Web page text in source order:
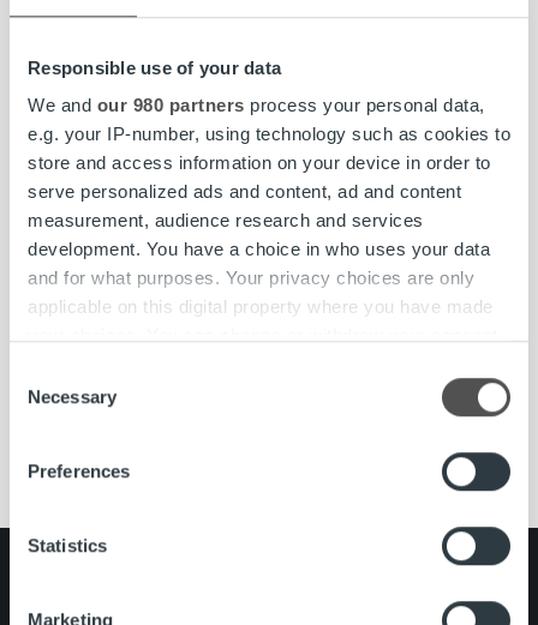
Responsible use of your data
We and our 980 partners process your personal data,
e.g. your IP-number, using technology such as cookies to
store and access information on your device in order to
serve personalized ads and content, ad and content
measurement, audience research and services
development. You have a choice in who uses your data
and for what purposes. Your privacy choices are only
applicable on this digital property where you have made
the Privacy trigger icon.
Find out more about how your personal data is processed
and set your preferences in the
We use cookies to personalise content and ads, to
provide social media features and to analyse our traffic.
Selection
Necessary
Preferences
Statistics
Marketing
tai palvelusta rahansa, pyörii yrityksen lisäksi koko
yhteiskunta. Meidän tehtävämme on huolehtia yritysten
laskutuksesta kokonaisuutena. Joka 6. Suomessa lähtevä
lasku välitetään meidän kauttamme ja kuukausittain yli 8
000 yritystä luottaa palveluihimme. Vahvuutemme
perustuu kykyymme kasvaa ja kehittyä yksilöinä sekä
yhtenä joukkueena.
www.ropocapital.fi/rekrytointi
asiakasneuvoja